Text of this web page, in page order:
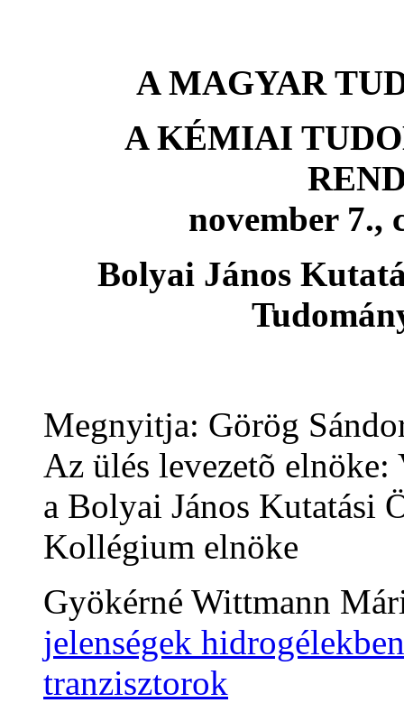
A MAGYAR
A KÉMIAI
november 7.,
Bolyai János
Megnyitja: Görög
Az ülés levezetõ
a Bolyai János Kutatási
Kollégium elnöke
Gyökérné Wittmann
jelenségek
tranzisztorok